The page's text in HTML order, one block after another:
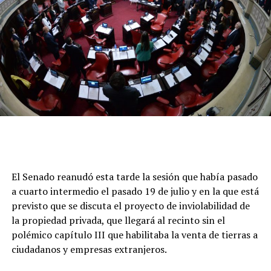
común. Reivindica la dignidad inalienable de las
personas en situación de vulnerabilidad o exclusión y
promueve la cultura de la negociación y el diálogo
fraterno.
“El Santo Padre León XIV realizará un Viaje Apostólico
a Uruguay, Argentina y Perú del 6 al 17 de noviembre
Prensa de Santa Sede, Matteo Bruni, como publicó el
sitio Vatican News.
La agenda del Papa en la región comenzará en Uruguay
con visitas a Montevideo, Paysandú y Florida del 6 al 8
de noviembre.
El Senado reanudó esta tarde la sesión que había pasado
a cuarto intermedio el pasado 19 de julio y en la que está
previsto que se discuta el proyecto de inviolabilidad de
la propiedad privada, que llegará al recinto sin el
polémico capítulo III que habilitaba la venta de tierras a
ciudadanos y empresas extranjeros.